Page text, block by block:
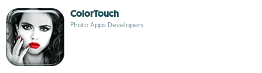
ColorTouch
Photo Apps Developers